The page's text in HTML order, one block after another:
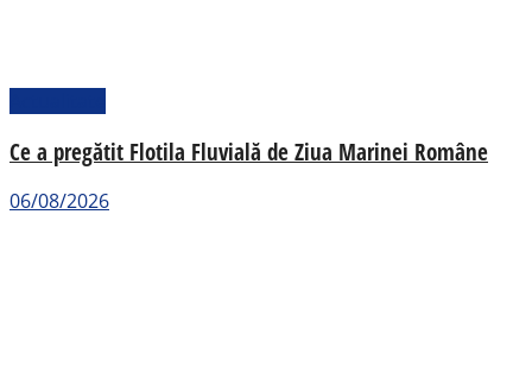
Ce a pregătit Flotila Fluvială de Ziua Marinei Române
06/08/2026